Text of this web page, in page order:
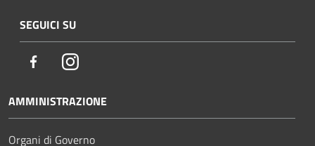
SEGUICI SU
FacebookInstagram
AMMINISTRAZIONE
Organi di Governo